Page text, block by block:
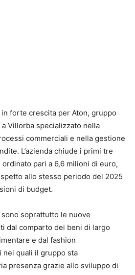
forte crescita per Aton, gruppo
Villorba specializzato nella
commerciali e nella gestione
L’azienda chiude i primi tre
ordinato pari a 6,6 milioni di euro,
allo stesso periodo del 2025
di budget.
soprattutto le nuove
dal comparto dei beni di largo
e dal fashion
nei quali il gruppo sta
presenza grazie allo sviluppo di